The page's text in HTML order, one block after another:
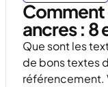
Comment
ancres : 8
Que sont les
de bons textes
référencement.